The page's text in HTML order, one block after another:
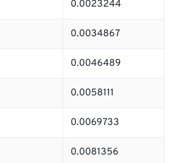
0.0023244
0.0034867
0.0046489
0.0058111
0.0069733
0.0081356